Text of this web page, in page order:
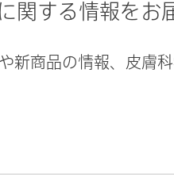
関する情報をお
新商品の情報、皮膚